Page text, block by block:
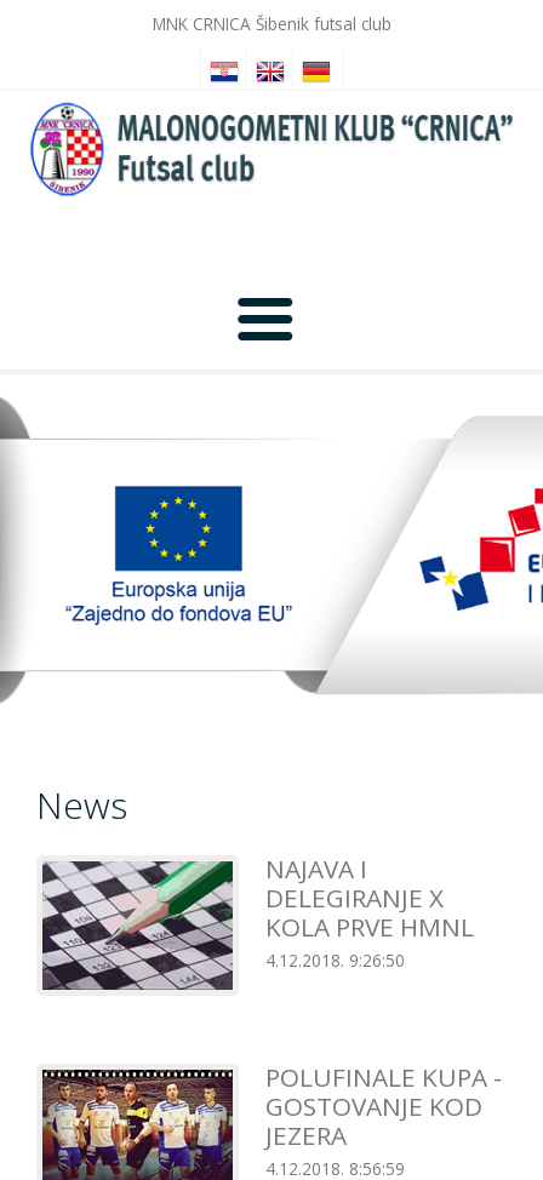
MNK CRNICA Šibenik futsal club
TopTim liga
News
NAJAVA I
DELEGIRANJE X
KOLA PRVE HMNL
4.12.2018. 9:26:50
POLUFINALE KUPA -
GOSTOVANJE KOD
JEZERA
4.12.2018. 8:56:59